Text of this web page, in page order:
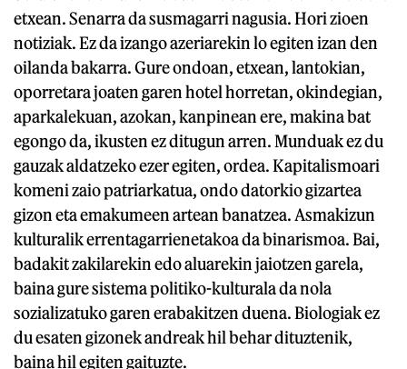
etxean. Senarra da susmagarri nagusia. Hori zioen
notiziak. Ez da izango azeriarekin lo egiten izan den
oilanda bakarra. Gure ondoan, etxean, lantokian,
oporretara joaten garen hotel horretan, okindegian,
aparkalekuan, azokan, kanpinean ere, makina bat
egongo da, ikusten ez ditugun arren. Munduak ez du
gauzak aldatzeko ezer egiten, ordea. Kapitalismoari
komeni zaio patriarkatua, ondo datorkio gizartea
gizon eta emakumeen artean banatzea. Asmakizun
kulturalik errentagarrienetakoa da binarismoa. Bai,
badakit zakilarekin edo aluarekin jaiotzen garela,
baina gure sistema politiko-kulturala da nola
sozializatuko garen erabakitzen duena. Biologiak ez
du esaten gizonek andreak hil behar dituztenik,
baina hil egiten gaituzte.